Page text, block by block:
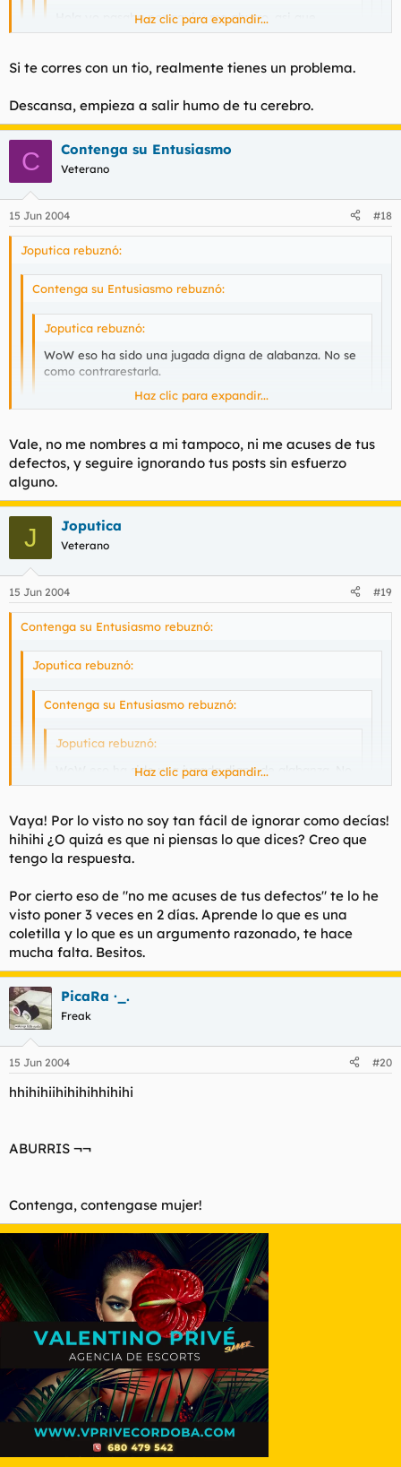
Hola yo pasaba por aqui y me aburro, asi que
también voy a levantar polémica...Y que mejor
moderadores del foro?
Total...un post mas que menos...
Haz clic para expandir...
A que sabe mi polla? Recuerda secar las babas. Zorra.
Haz clic para expandir...
Conmigo ni lo intentes piltrafa.
No te preocupes, chupas tan mal que no creo correrme en las
proximas 2 horas.
Haz clic para expandir...
Si te corres con un tio, realmente tienes un problema.
Descansa, empieza a salir humo de tu cerebro.
C Contenga su Entusiasmo
Veterano
15 Jun 2004 #18
Joputica rebuznó:
Contenga su Entusiasmo rebuznó:
Joputica rebuznó:
WoW eso ha sido una jugada digna de alabanza. No se
como contrarestarla.
tuvieran que alumbrarnos viviríamos a oscuras.
Haz clic para expandir...
Joder, eres facil de ignorar.
Espero que por tu parte así sea. Eso conlleva no enviarme
mensajes privados y no nombrarme si no estoy presente.
Muakis, adolescente (entiéndelo como una carencia en
general, no solo en cuanto a edad).
Haz clic para expandir...
Vale, no me nombres a mi tampoco, ni me acuses de tus
defectos, y seguire ignorando tus posts sin esfuerzo
alguno.
J Joputica
Veterano
15 Jun 2004 #19
Contenga su Entusiasmo rebuznó:
Joputica rebuznó:
Contenga su Entusiasmo rebuznó:
Joputica rebuznó:
WoW eso ha sido una jugada digna de alabanza. No
se como contrarestarla.
Por cierto, falso lo eres un rato, pero largo. Si tus
luces tuvieran que alumbrarnos viviríamos a
oscuras.
Joder, eres facil de ignorar.
Haz clic para expandir...
Espero que por tu parte así sea. Eso conlleva no enviarme
mensajes privados y no nombrarme si no estoy presente.
Muakis, adolescente (entiéndelo como una carencia en
general, no solo en cuanto a edad).
Vale, no me nombres a mi tampoco, ni me acuses de tus
defectos, y seguire ignorando tus posts sin esfuerzo alguno.
Haz clic para expandir...
Vaya! Por lo visto no soy tan fácil de ignorar como decías!
hihihi ¿O quizá es que ni piensas lo que dices? Creo que
tengo la respuesta.
Por cierto eso de "no me acuses de tus defectos" te lo he
visto poner 3 veces en 2 días. Aprende lo que es una
coletilla y lo que es un argumento razonado, te hace
mucha falta. Besitos.
PicaRa ·_.
Freak
15 Jun 2004 #20
hhihihiihihihihhihihi
ABURRIS ¬¬
Contenga, contengase mujer!